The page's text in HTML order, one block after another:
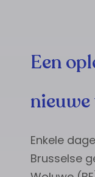
Een
Enkele
Brusselse